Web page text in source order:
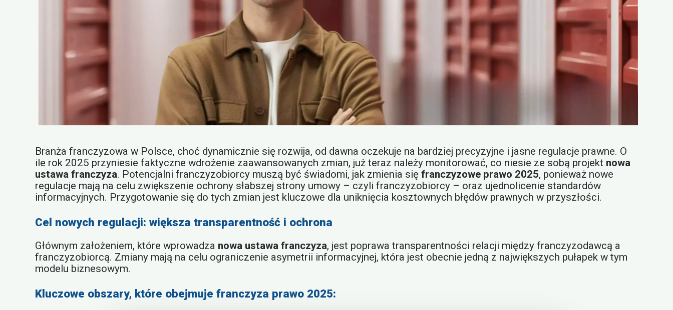
Branża franczyzowa w Polsce, choć dynamicznie się rozwija, od dawna oczekuje na bardziej precyzyjne i jasne regulacje prawne. O
ile rok 2025 przyniesie faktyczne wdrożenie zaawansowanych zmian, już teraz należy monitorować, co niesie ze sobą projekt nowa
ustawa franczyza. Potencjalni franczyzobiorcy muszą być świadomi, jak zmienia się franczyzowe prawo 2025, ponieważ nowe
regulacje mają na celu zwiększenie ochrony słabszej strony umowy – czyli franczyzobiorcy – oraz ujednolicenie standardów
informacyjnych. Przygotowanie się do tych zmian jest kluczowe dla uniknięcia kosztownych błędów prawnych w przyszłości.
Cel nowych regulacji: większa transparentność i ochrona
Głównym założeniem, które wprowadza nowa ustawa franczyza, jest poprawa transparentności relacji między franczyzodawcą a
franczyzobiorcą. Zmiany mają na celu ograniczenie asymetrii informacyjnej, która jest obecnie jedną z największych pułapek w tym
modelu biznesowym.
Kluczowe obszary, które obejmuje franczyza prawo 2025: